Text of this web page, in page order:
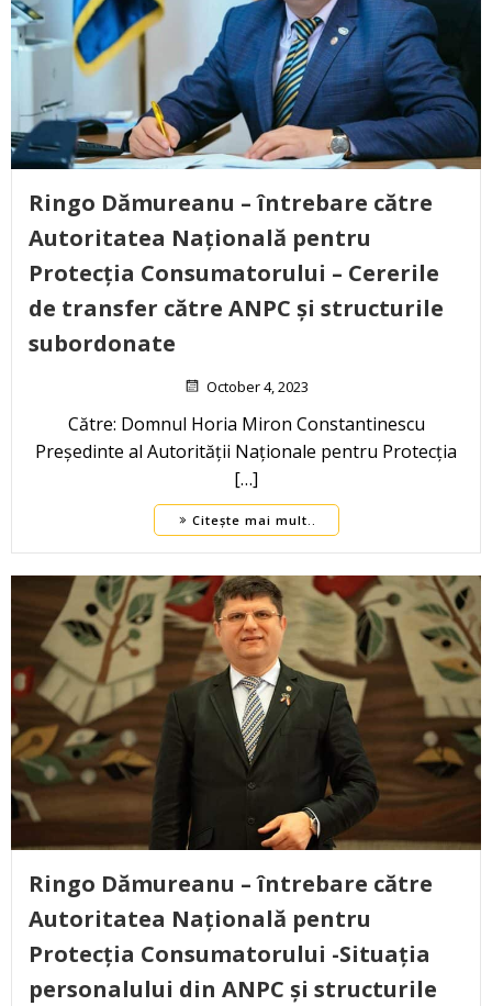
Ringo Dămureanu – întrebare către
Autoritatea Națională pentru
Protecția Consumatorului – Cererile
de transfer către ANPC și structurile
subordonate
October 4, 2023
Către: Domnul Horia Miron Constantinescu
Președinte al Autorității Naționale pentru Protecția
[…]
Citește mai mult..
Ringo Dămureanu – întrebare către
Autoritatea Națională pentru
Protecția Consumatorului -Situația
personalului din ANPC și structurile